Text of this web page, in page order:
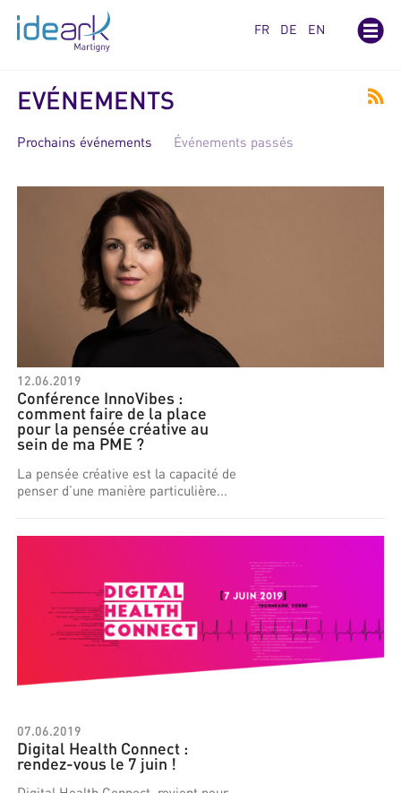
FR DE EN
EVÉNEMENTS
Prochains événements Événements passés
12.06.2019
Conférence InnoVibes :
comment faire de la place
pour la pensée créative au
sein de ma PME ?
La pensée créative est la capacité de
penser d’une manière particulière...
07.06.2019
Digital Health Connect :
rendez-vous le 7 juin !